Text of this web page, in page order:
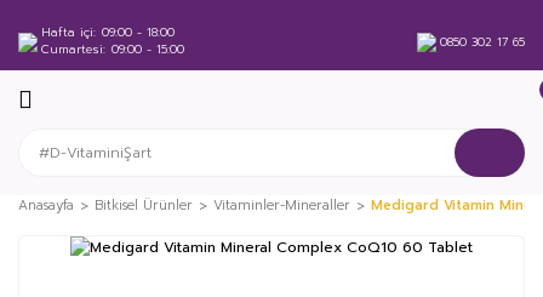
Hafta içi 09:00 - 18:00
Cumartesi 09:00 - 15:00 0850 302 17 65
Anasayfa Bitkisel Ürünler Vitaminler-Mineraller Medigard Vitamin